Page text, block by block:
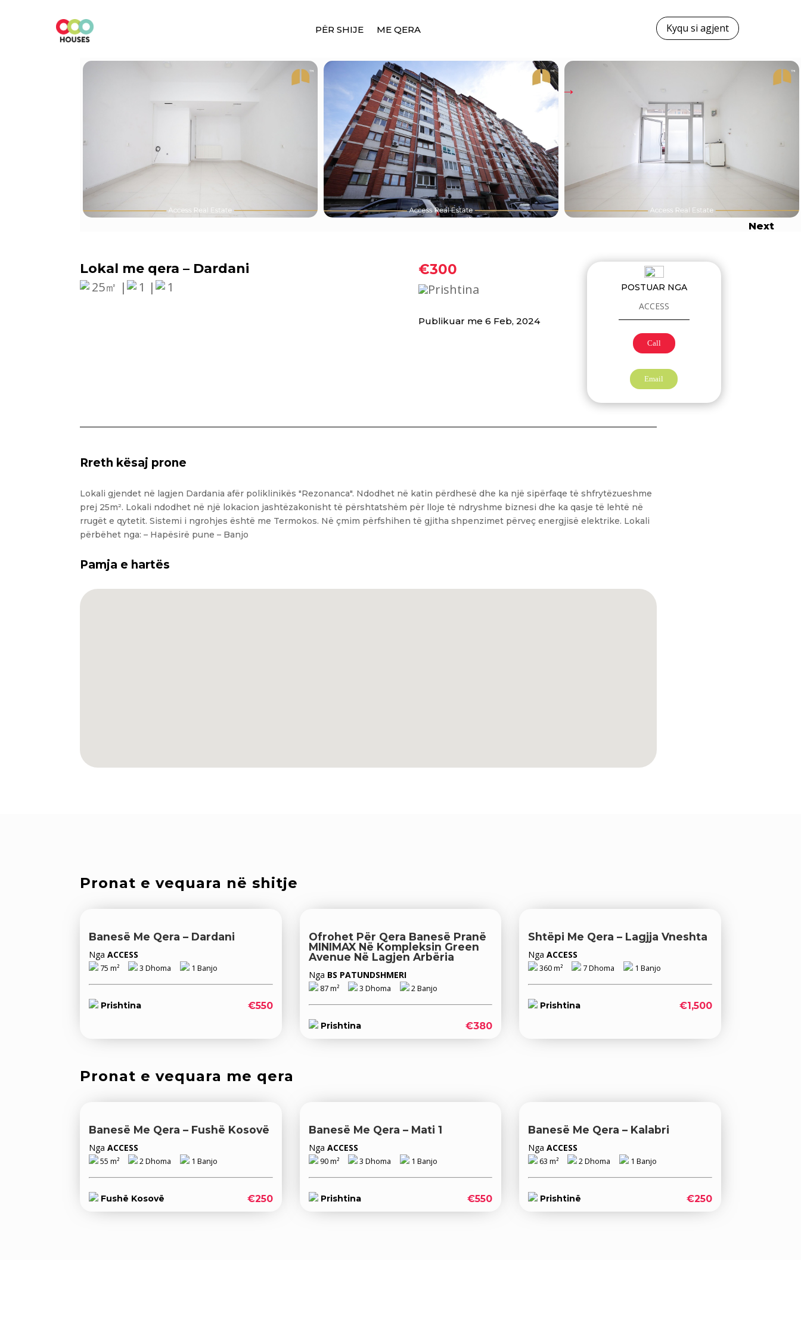
PËR SHIJE ME QERA Kyqu si agjent
→
→
→
Next
Lokal me qera – Dardani
25㎡ |
1 | 1
€300
Prishtina
Publikuar me 6 Feb, 2024
POSTUAR NGA
ACCESS
Call
Email
Rreth kësaj prone
Lokali gjendet në lagjen Dardania afër poliklinikës "Rezonanca". Ndodhet në katin përdhesë dhe ka një sipërfaqe të shfrytëzueshme
prej 25m². Lokali ndodhet në një lokacion jashtëzakonisht të përshtatshëm për lloje të ndryshme biznesi dhe ka qasje të lehtë në
rrugët e qytetit. Sistemi i ngrohjes është me Termokos. Në çmim përfshihen të gjitha shpenzimet përveç energjisë elektrike. Lokali
përbëhet nga: – Hapësirë pune – Banjo
Pamja e hartës
Pronat e vequara në shitje
Banesë Me Qera – Dardani
NgaACCESS
75 m² 3 Dhoma 1 Banjo
Prishtina €550
Ofrohet Për Qera Banesë Pranë
MINIMAX Në Kompleksin Green
Avenue Në Lagjen Arbëria
Nga BS PATUNDSHMERI
87 m² 3 Dhoma 2 Banjo
Prishtina €380
Shtëpi Me Qera – Lagjja Vneshta
NgaACCESS
360 m² 7 Dhoma 1 Banjo
Prishtina €1,500
Pronat e vequara me qera
Banesë Me Qera – Fushë Kosovë
NgaACCESS
55 m² 2 Dhoma 1 Banjo
Fushë Kosovë €250
Banesë Me Qera – Mati 1
Nga ACCESS
90 m² 3 Dhoma 1 Banjo
Prishtina €550
Banesë Me Qera – Kalabri
NgaACCESS
63 m² 2 Dhoma 1 Banjo
Prishtinë €250